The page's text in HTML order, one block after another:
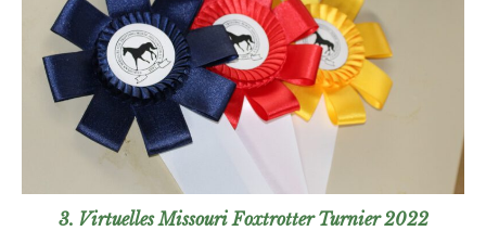
3. Virtuelles Missouri Foxtrotter Turnier 2022